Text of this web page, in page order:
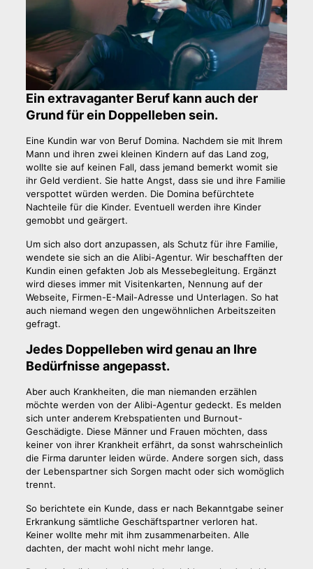
Ein extravaganter Beruf kann auch der
Grund für ein Doppelleben sein.
Eine Kundin war von Beruf Domina. Nachdem sie mit Ihrem
Mann und ihren zwei kleinen Kindern auf das Land zog,
wollte sie auf keinen Fall, dass jemand bemerkt womit sie
ihr Geld verdient. Sie hatte Angst, dass sie und ihre Familie
verspottet würden werden. Die Domina befürchtete
Nachteile für die Kinder. Eventuell werden ihre Kinder
gemobbt und geärgert.
Um sich also dort anzupassen, als Schutz für ihre Familie,
wendete sie sich an die Alibi-Agentur. Wir beschafften der
Kundin einen gefakten Job als Messebegleitung. Ergänzt
wird dieses immer mit Visitenkarten, Nennung auf der
Webseite, Firmen-E-Mail-Adresse und Unterlagen. So hat
auch niemand wegen den ungewöhnlichen Arbeitszeiten
gefragt.
Jedes Doppelleben wird genau an Ihre
Bedürfnisse angepasst.
Aber auch Krankheiten, die man niemanden erzählen
möchte werden von der Alibi-Agentur gedeckt. Es melden
sich unter anderem Krebspatienten und Burnout-
Geschädigte. Diese Männer und Frauen möchten, dass
keiner von ihrer Krankheit erfährt, da sonst wahrscheinlich
die Firma darunter leiden würde. Andere sorgen sich, dass
der Lebenspartner sich Sorgen macht oder sich womöglich
trennt.
So berichtete ein Kunde, dass er nach Bekanntgabe seiner
Erkrankung sämtliche Geschäftspartner verloren hat.
Keiner wollte mehr mit ihm zusammenarbeiten. Alle
dachten, der macht wohl nicht mehr lange.